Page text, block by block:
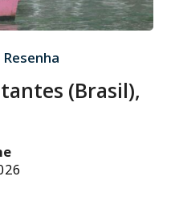
Resenha
(Brasil),